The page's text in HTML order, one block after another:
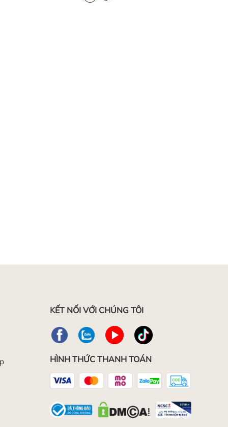
KẾT NỐI VỚI CHÚNG TÔI
HÌNH THỨC THANH TOÁN